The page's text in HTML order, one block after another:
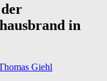
in
Giehl